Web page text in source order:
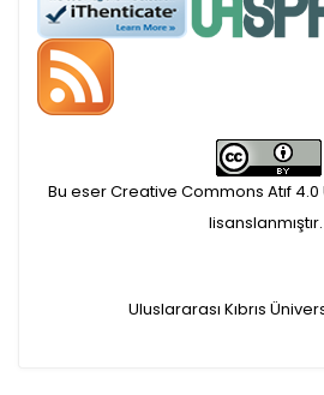
Öndenetimden geçen
makaleler için, 100 Avro
Makale İşletim Ücreti (APC)
alınmaktadır.
makaleler için yazarlara
Bu eser Creative Commons Atıf 4.0
lisanslanmıştır.
Uluslararası Kıbrıs